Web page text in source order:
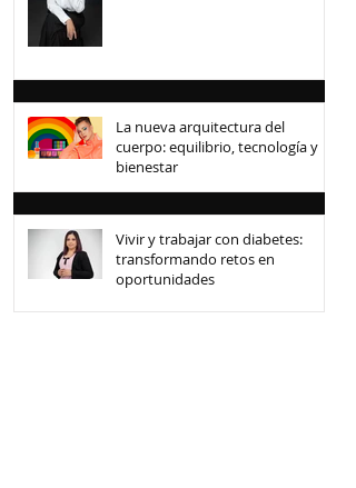
La nueva arquitectura del
cuerpo: equilibrio, tecnología y
bienestar
Vivir y trabajar con diabetes:
transformando retos en
oportunidades